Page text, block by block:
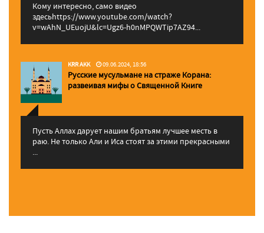
Кому интересно, само видео
здесьhttps://www.youtube.com/watch?
v=wAhN_UEuojU&lc=Ugz6-h0nMPQWTip7AZ94...
KRR AKK 09.06.2024, 18:56
Русские мусульмане на страже Корана:
pазвеивая мифы о Священной Книге
Пусть Аллах дарует нашим братьям лучшее месть в
раю. Не только Али и Иса стоят за этими прекрасными
...